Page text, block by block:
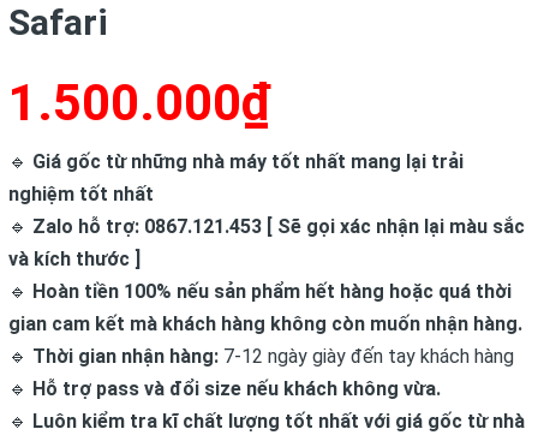
Safari
1.500.000₫
🔹 Giá gốc từ những nhà máy tốt nhất mang lại trải
nghiệm tốt nhất
🔹 Zalo hỗ trợ: 0867.121.453 [ Sẽ gọi xác nhận lại màu sắc
và kích thước ]
🔹 Hoàn tiền 100% nếu sản phẩm hết hàng hoặc quá thời
gian cam kết mà khách hàng không còn muốn nhận hàng.
🔹 Thời gian nhận hàng: 7-12 ngày giày đến tay khách hàng
🔹 Hỗ trợ pass và đổi size nếu khách không vừa.
🔹 Luôn kiểm tra kĩ chất lượng tốt nhất với giá gốc từ nhà